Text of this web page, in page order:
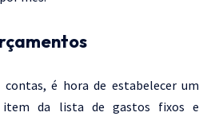
contas, é hora de estabelecer um
item da lista de gastos fixos e